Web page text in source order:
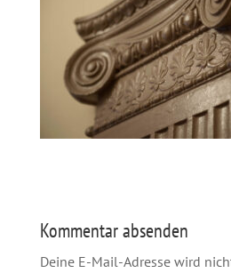
Kommentar absenden
Deine E-Mail-Adresse wird